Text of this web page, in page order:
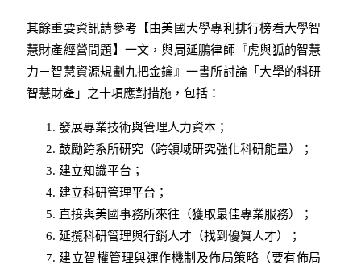
其餘重要資訊請參考【由美國大學專利排行榜看大學智
慧財產經營問題 】一文，與周延鵬律師『虎與狐的智慧
力－智慧資源規劃九把金鑰』一書所討論「大學的科研
智慧財產」之十項應對措施，包括：
發展專業技術與管理人力資本；
鼓勵跨系所研究（跨領域研究強化科研能量）；
建立知識平台；
建立科研管理平台；
直接與美國事務所來往（獲取最佳專業服務）；
延攬科研管理與行銷人才（找到優質人才）；
建立智權管理與運作機制及佈局策略（要有佈局